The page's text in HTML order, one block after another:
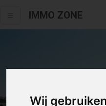
Wij
IMMO ZONE